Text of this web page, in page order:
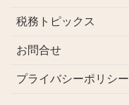
税務トピックス
お問合せ
プライバシーポリシー